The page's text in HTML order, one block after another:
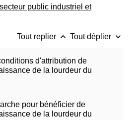
public industriel et
Tout replier keyboard_arrow_up Tout déplier keyboard_arrow_down
d'attribution de
de la lourdeur du
pour bénéficier de
de la lourdeur du